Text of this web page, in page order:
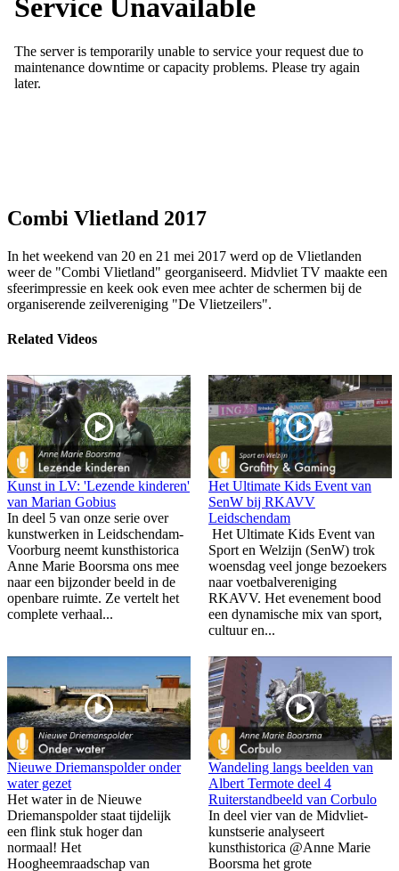
Combi Vlietland 2017
In het weekend van 20 en 21 mei 2017 werd op de Vlietlanden
weer de "Combi Vlietland" georganiseerd. Midvliet TV maakte een
sfeerimpressie en keek ook even mee achter de schermen bij de
organiserende zeilvereniging "De Vlietzeilers".
Related Videos
Kunst in LV: 'Lezende kinderen'
van Marian Gobius
In deel 5 van onze serie over
kunstwerken in Leidschendam-
Voorburg neemt kunsthistorica
Anne Marie Boorsma ons mee
naar een bijzonder beeld in de
openbare ruimte. Ze vertelt het
complete verhaal...
Het Ultimate Kids Event van
SenW bij RKAVV
Leidschendam
Het Ultimate Kids Event van
Sport en Welzijn (SenW) trok
woensdag veel jonge bezoekers
naar voetbalvereniging
RKAVV. Het evenement bood
een dynamische mix van sport,
cultuur en...
Nieuwe Driemanspolder onder
water gezet
Het water in de Nieuwe
Driemanspolder staat tijdelijk
een flink stuk hoger dan
normaal! Het
Hoogheemraadschap van
Wandeling langs beelden van
Albert Termote deel 4
Ruiterstandbeeld van Corbulo
In deel vier van de Midvliet-
kunstserie analyseert
kunsthistorica @Anne Marie
Boorsma het grote